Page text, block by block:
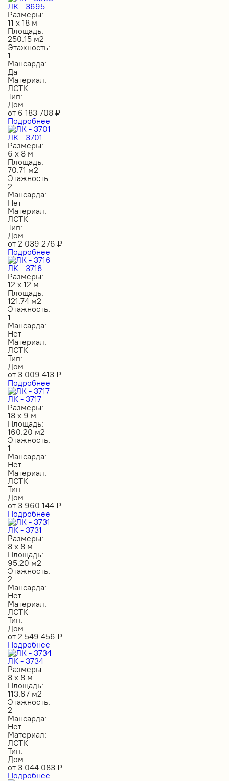
ЛК - 3695
Размеры:
11 х 18 м
Площадь:
250.15 м2
Этажность:
1
Мансарда:
Да
Материал:
ЛСТК
Тип:
Дом
от 6 183 708 ₽
Подробнее
ЛК - 3701
Размеры:
6 х 8 м
Площадь:
70.71 м2
Этажность:
2
Мансарда:
Нет
Материал:
ЛСТК
Тип:
Дом
от 2 039 276 ₽
Подробнее
ЛК - 3716
Размеры:
12 х 12 м
Площадь:
121.74 м2
Этажность:
1
Мансарда:
Нет
Материал:
ЛСТК
Тип:
Дом
от 3 009 413 ₽
Подробнее
ЛК - 3717
Размеры:
18 х 9 м
Площадь:
160.20 м2
Этажность:
1
Мансарда:
Нет
Материал:
ЛСТК
Тип:
Дом
от 3 960 144 ₽
Подробнее
ЛК - 3731
Размеры:
8 х 8 м
Площадь:
95.20 м2
Этажность:
2
Мансарда:
Нет
Материал:
ЛСТК
Тип:
Дом
от 2 549 456 ₽
Подробнее
ЛК - 3734
Размеры:
8 х 8 м
Площадь:
113.67 м2
Этажность:
2
Мансарда:
Нет
Материал:
ЛСТК
Тип:
Дом
от 3 044 083 ₽
Подробнее